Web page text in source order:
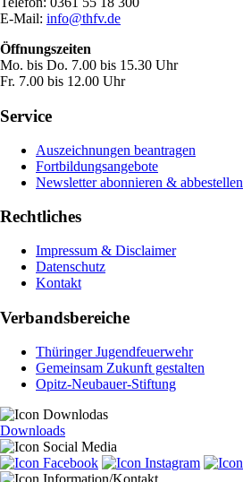
E‑Mail: info@thfv.de
Öffnungszeiten
Mo. bis Do. 7.00 bis 15.30 Uhr
Fr. 7.00 bis 12.00 Uhr
Service
Auszeichnungen beantragen
Fortbildungsangebote
Newsletter abonnieren & abbestellen
Rechtliches
Impressum & Disclaimer
Datenschutz
Kontakt
Verbandsbereiche
Thüringer Jugendfeuerwehr
Gemeinsam Zukunft gestalten
Opitz-Neubauer-Stiftung
Downloads